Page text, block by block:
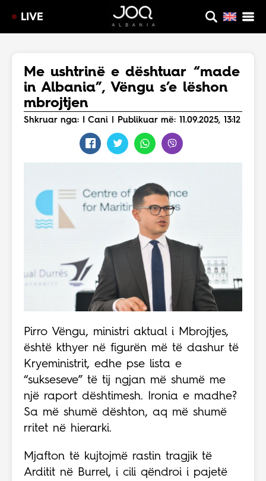
LIVE
Me ushtrinë e dështuar “made
in Albania”, Vëngu s’e lëshon
mbrojtjen
Shkruar nga: I Cani | Publikuar më: 11.09.2025, 13:12
Pirro Vëngu, ministri aktual i Mbrojtjes,
është kthyer në figurën më të dashur të
Kryeministrit, edhe pse lista e
“sukseseve” të tij ngjan më shumë me
një raport dështimesh. Ironia e madhe?
Sa më shumë dështon, aq më shumë
rritet në hierarki.
Mjafton të kujtojmë rastin tragjik të
Arditit në Burrel, i cili qëndroi i pajetë